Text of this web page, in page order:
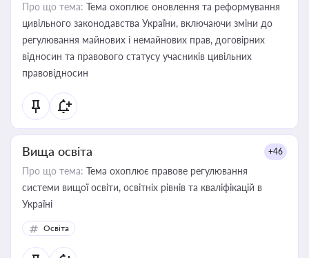
Про що тема: Тема охоплює оновлення та реформування
цивільного законодавства України, включаючи зміни до
регулювання майнових і немайнових прав, договірних
відносин та правового статусу учасників цивільних
правовідносин
Вища освіта +46
Про що тема: Тема охоплює правове регулювання
системи вищої освіти, освітніх рівнів та кваліфікацій в
Україні
Освіта